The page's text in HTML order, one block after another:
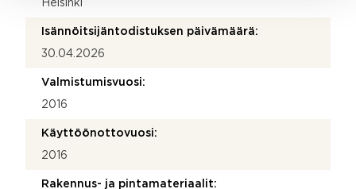
Helsinki
Isännöitsijäntodistuksen päivämäärä:
30.04.2026
Valmistumisvuosi:
2016
Käyttöönottovuosi:
2016
Rakennus- ja pintamateriaalit: